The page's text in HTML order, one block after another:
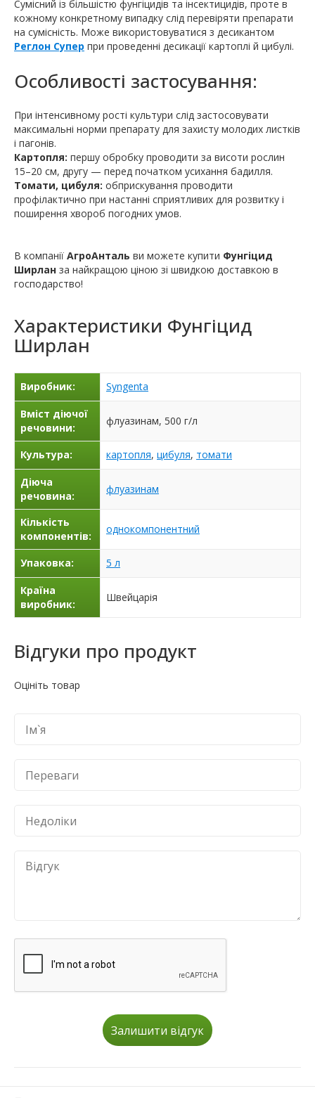
Сумісний із більшістю фунгіцидів та інсектицидів, проте в
кожному конкретному випадку слід перевіряти препарати
на сумісність. Може використовуватися з десикантом
Реглон Супер при проведенні десикації картоплі й цибулі.
Особливості застосування:
При інтенсивному рості культури слід застосовувати
максимальні норми препарату для захисту молодих листків
і пагонів.
Картопля: першу обробку проводити за висоти рослин
15–20 см, другу — перед початком усихання бадилля.
Томати, цибуля: обприскування проводити
профілактично при настанні сприятливих для розвитку і
поширення хвороб погодних умов.
В компанії АгроАнталь ви можете купити Фунгіцид
Ширлан за найкращою ціною зі швидкою доставкою в
господарство!
Характеристики Фунгіцид
Ширлан
Виробник: Syngenta
Вміст діючої
речовини:
флуазинам, 500 г/л
Культура: картопля, цибуля, томати
Діюча
речовина:
флуазинам
Кількість
компонентів:
однокомпонентний
Упаковка: 5 л
Країна
виробник:
Швейцарія
Відгуки про продукт
Оцініть товар
Залишити відгук